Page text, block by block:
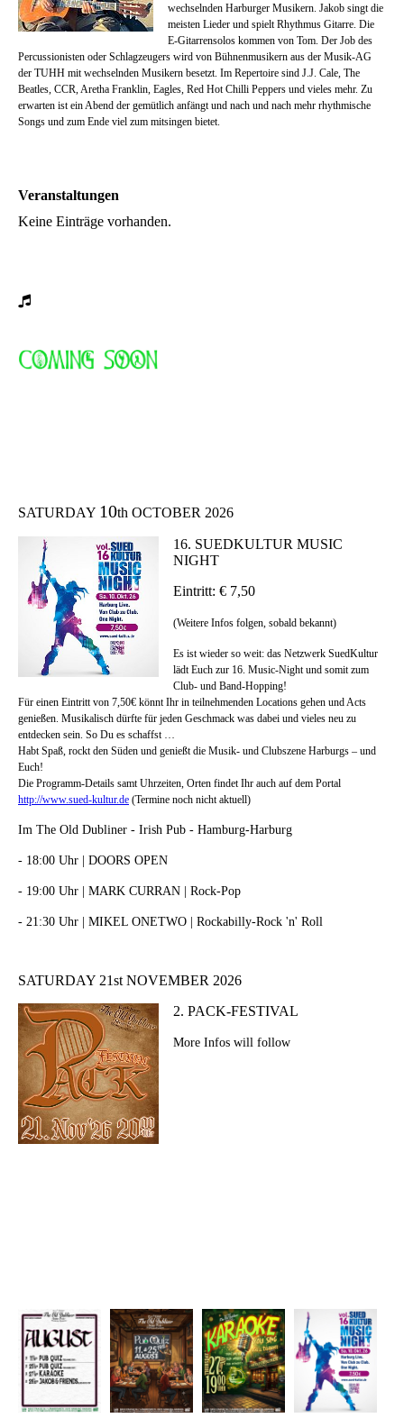
wechselnden Harburger Musikern. Jakob singt die
meisten Lieder und spielt Rhythmus Gitarre. Die
E-Gitarrensolos kommen von Tom. Der Job des
Percussionisten oder Schlagzeugers wird von Bühnenmusikern aus der Musik-AG
der TUHH mit wechselnden Musikern besetzt. Im Repertoire sind J.J. Cale, The
Beatles, CCR, Aretha Franklin, Eagles, Red Hot Chilli Peppers und vieles mehr. Zu
erwarten ist ein Abend der gemütlich anfängt und nach und nach mehr rhythmische
Songs und zum Ende viel zum mitsingen bietet.
Veranstaltungen
Keine Einträge vorhanden.
SATURDAY 10th OCTOBER 2026
16. SUEDKULTUR MUSIC
NIGHT
Eintritt: € 7,50
(Weitere Infos folgen, sobald bekannt)
Es ist wieder so weit: das Netzwerk SuedKultur
lädt Euch zur 16. Music-Night und somit zum
Club- und Band-Hopping!
Für einen Eintritt von 7,50€ könnt Ihr in teilnehmenden Locations gehen und Acts
genießen. Musikalisch dürfte für jeden Geschmack was dabei und vieles neu zu
entdecken sein. So Du es schaffst …
Habt Spaß, rockt den Süden und genießt die Musik- und Clubszene Harburgs – und
Euch!
Die Programm-Details samt Uhrzeiten, Orten findet Ihr auch auf dem Portal
http://www.sued-kultur.de (Termine noch nicht aktuell)
Im The Old Dubliner - Irish Pub - Hamburg-Harburg
- 18:00 Uhr | DOORS OPEN
- 19:00 Uhr | MARK CURRAN | Rock-Pop
- 21:30 Uhr | MIKEL ONETWO | Rockabilly-Rock 'n' Roll
SATURDAY 21st NOVEMBER 2026
2. PACK-FESTIVAL
More Infos will follow